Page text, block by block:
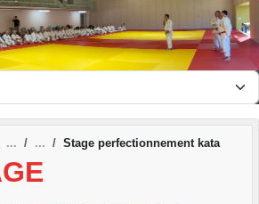
Stage perfectionnement kata